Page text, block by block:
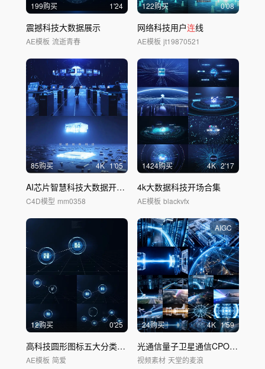
199购买 1'24
震撼科技大数据展示
AE模板 流逝青春
122购买 0'08
网络科技用户连线
AE模板 jt19870521
85购买 4K 1'05
AI芯片智慧科技大数据开场C4DAE工程
C4D模型 mm0358
1424购买 4K 2'17
4k大数据科技开场合集
AE模板 blackvfx
12购买 0'25
高科技圆形图标五大分类
连接
AE模板 简爱
AIGC
24购买 4K 1'59
光通信量子卫星通信CPO光纤通信激光芯片
视频素材 天堂的麦浪